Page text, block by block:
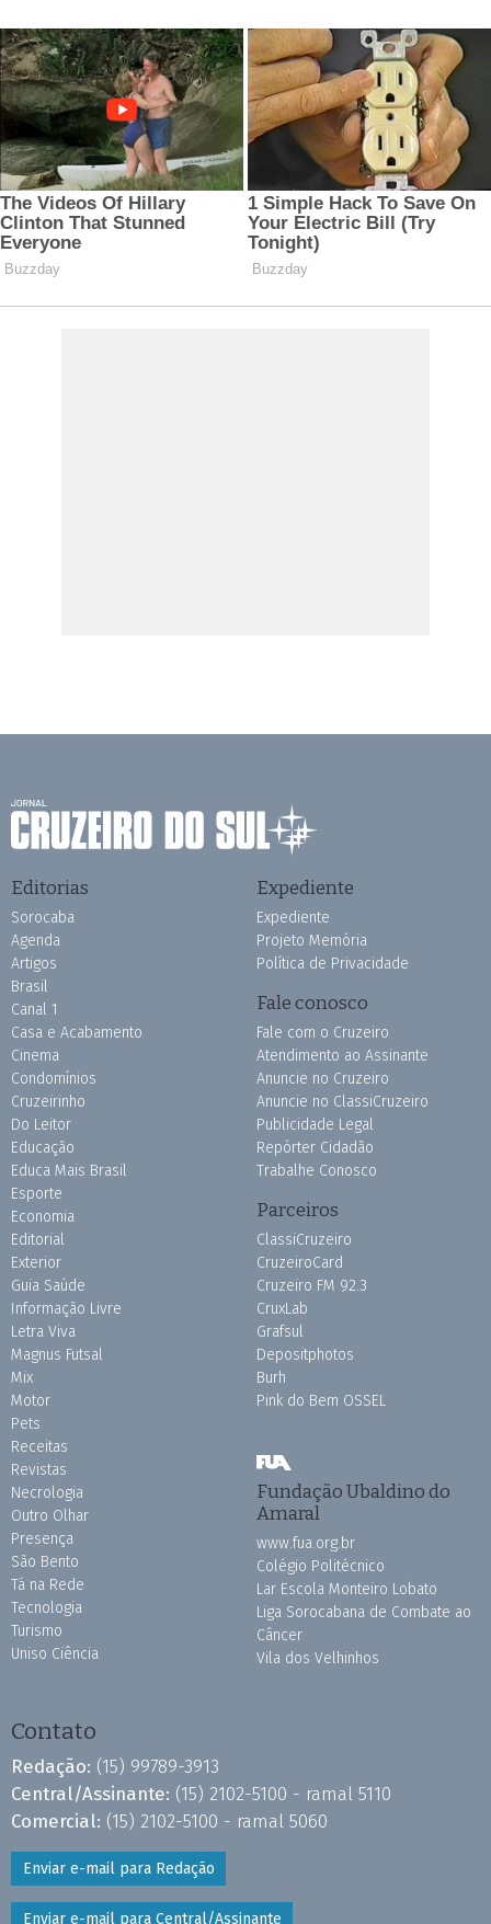
Editorias
Sorocaba
Agenda
Artigos
Brasil
Canal 1
Casa e Acabamento
Cinema
Condomínios
Cruzeirinho
Do Leitor
Educação
Educa Mais Brasil
Esporte
Economia
Editorial
Exterior
Guia Saúde
Informação Livre
Letra Viva
Magnus Futsal
Mix
Motor
Pets
Receitas
Revistas
Necrologia
Outro Olhar
Presença
São Bento
Tá na Rede
Tecnologia
Turismo
Uniso Ciência
Expediente
Expediente
Projeto Memória
Política de Privacidade
Fale conosco
Fale com o Cruzeiro
Atendimento ao Assinante
Anuncie no Cruzeiro
Anuncie no ClassiCruzeiro
Publicidade Legal
Repórter Cidadão
Trabalhe Conosco
Parceiros
ClassiCruzeiro
CruzeiroCard
Cruzeiro FM 92.3
CruxLab
Grafsul
Depositphotos
Burh
Pink do Bem OSSEL
Fundação Ubaldino do
Amaral
www.fua.org.br
Colégio Politécnico
Lar Escola Monteiro Lobato
Liga Sorocabana de Combate ao
Câncer
Vila dos Velhinhos
Contato
Redação: (15) 99789-3913
Central/Assinante: (15) 2102-5100 - ramal 5110
Comercial: (15) 2102-5100 - ramal 5060
Enviar e-mail para Redação
Enviar e-mail para Central/Assinante